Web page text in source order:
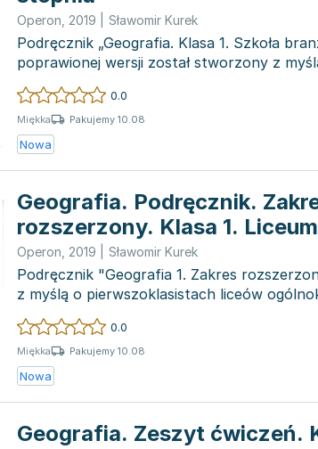
Operon 2019 Sławomir Kurek
Podręcznik „Geografia. Klasa 1. Szkoła
poprawionej wersji został stworzony z
branżowy...
0.0
Miękka Pakujemy 10.08
Nowa
Geografia. Podręcznik.
rozszerzony. Klasa 1.
Operon 2019 Sławomir Kurek
Podręcznik "Geografia 1. Zakres
z myślą o pierwszoklasistach liceów
techników....
0.0
Miękka Pakujemy 10.08
Nowa
Geografia. Zeszyt ćwiczeń.